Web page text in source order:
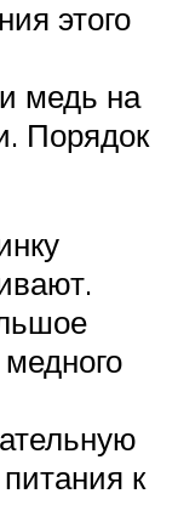
этого
медь на
Порядок
к